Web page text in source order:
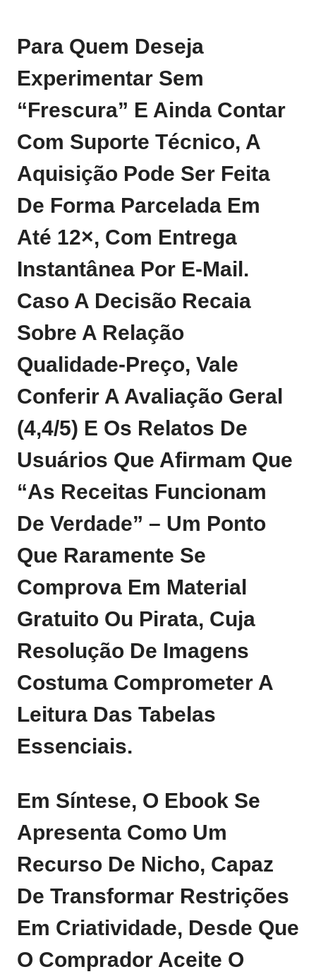
Para Quem Deseja
Experimentar Sem
“frescura” E Ainda Contar
Com Suporte Técnico, A
Aquisição Pode Ser Feita
De Forma Parcelada Em
Até 12×, Com Entrega
Instantânea Por E‑mail.
Caso A Decisão Recaia
Sobre A Relação
Qualidade‑preço, Vale
Conferir A Avaliação Geral
(4,4/5) E Os Relatos De
Usuários Que Afirmam Que
“as Receitas Funcionam
De Verdade” – Um Ponto
Que Raramente Se
Comprova Em Material
Gratuito Ou Pirata, Cuja
Resolução De Imagens
Costuma Comprometer A
Leitura Das Tabelas
Essenciais.
Em Síntese, O Ebook Se
Apresenta Como Um
Recurso De Nicho, Capaz
De Transformar Restrições
Em Criatividade, Desde Que
O Comprador Aceite O